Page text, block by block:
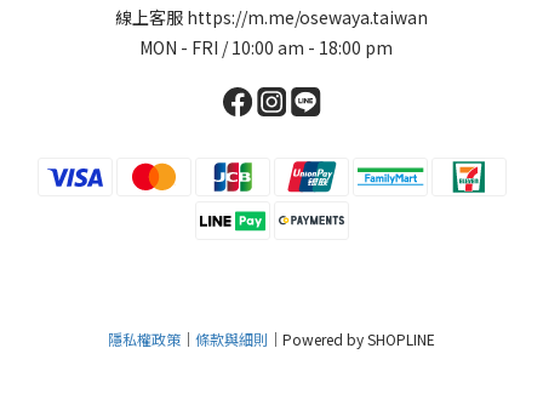
線上客服 https://m.me/osewaya.taiwan
MON - FRI / 10:00 am - 18:00 pm
隱私權政策 ｜ 條款與細則 ｜Powered by SHOPLINE